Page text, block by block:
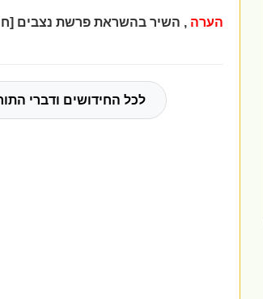
הערה , השיר בהשראת פרשת נצבים
לכל החידושים ודברי